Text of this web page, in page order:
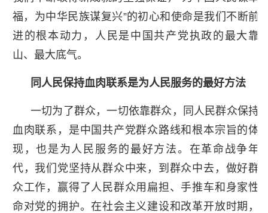
福，为中华民族谋复兴”的初心和使命是我们不断前
进的根本动力，人民是中国共产党执政的最大靠
山、最大底气。
同人民保持血肉联系是为人民服务的最好方法
一切为了群众，一切依靠群众，同人民群众保持
血肉联系，是中国共产党群众路线和根本宗旨的体
现，也是为人民服务的最好方法。在革命战争年
代，我们党坚持从群众中来，到群众中去，做好群
众工作，赢得了人民群众用扁担、手推车和身家性
命对党的拥护。在社会主义建设和改革开放时期，